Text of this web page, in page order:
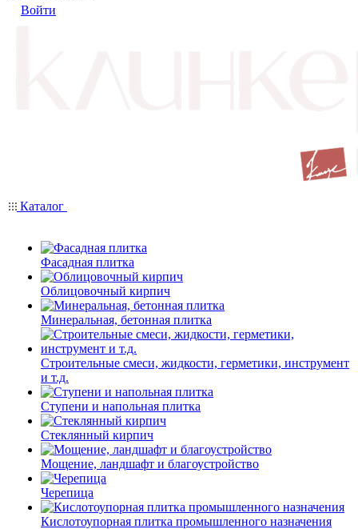
Войти
Каталог
Фасадная плитка
Облицовочный кирпич
Минеральная, бетонная плитка
Строительные смеси, жидкости, герметики, инструмент
и т.д.
Ступени и напольная плитка
Cтеклянный кирпич
Мощение, ландшафт и благоустройство
Черепица
Кислотоупорная плитка промышленного назначения